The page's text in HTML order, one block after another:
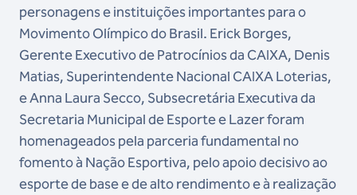
personagens e instituições importantes para o
Movimento Olímpico do Brasil. Erick Borges,
Gerente Executivo de Patrocínios da CAIXA, Denis
Matias, Superintendente Nacional CAIXA Loterias,
e Anna Laura Secco, Subsecretária Executiva da
Secretaria Municipal de Esporte e Lazer foram
homenageados pela parceria fundamental no
fomento à Nação Esportiva, pelo apoio decisivo ao
esporte de base e de alto rendimento e à realização